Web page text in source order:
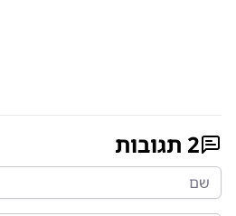
2 תגובות